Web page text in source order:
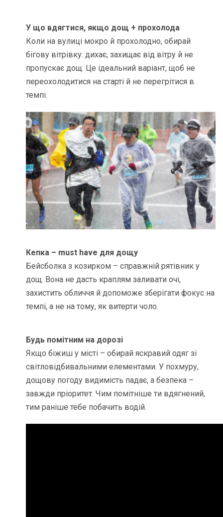
У що вдягтися, якщо дощ + прохолода
Коли на вулиці мокро й прохолодно, обирай
бігову вітрівку: дихає, захищає від вітру й не
пропускає дощ. Це ідеальний варіант, щоб не
переохолодитися на старті й не перегрітися в
темпі.
Кепка – must have для дощу
Бейсболка з козирком – справжній рятівник у
дощ. Вона не дасть краплям заливати очі,
захистить обличчя й допоможе зберігати фокус на
темпі, а не на тому, як витерти чоло.
Будь помітним на дорозі
Якщо біжиш у місті – обирай яскравий одяг зі
світловідбивальними елементами. У похмуру,
дощову погоду видимість падає, а безпека –
завжди пріоритет. Чим помітніше ти вдягнений,
тим раніше тебе побачить водій.